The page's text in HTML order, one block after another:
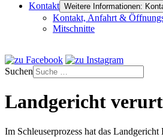
Kontakt Weitere Informationen:
Kontakt, Anfahrt &
Mitschnitte
Suchen
Landgericht
Im Schleuserprozess hat das